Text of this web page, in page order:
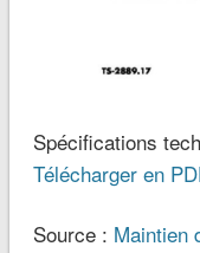
Spécifications
Télécharger en
Source : Maintien